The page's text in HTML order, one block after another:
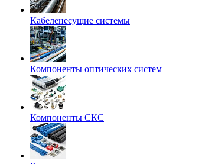
Кабеленесущие системы
Компоненты оптических систем
Компоненты СКС